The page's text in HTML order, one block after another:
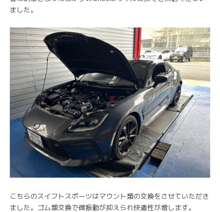
ました。
こちらのスイフトスポーツはマウント類の交換をさせていただき
ました。ゴム類交換で微振動が抑えられ快適性が増します。